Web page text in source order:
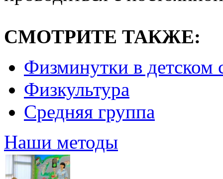
СМОТРИТЕ ТАКЖЕ:
Физминутки в детском
Физкультура
Средняя группа
Наши методы